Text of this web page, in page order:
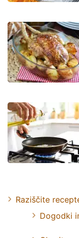
Raziščite
Dogodki